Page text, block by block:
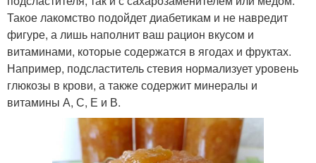
Такое лакомство подойдет диабетикам и не навредит
фигуре, а лишь наполнит ваш рацион вкусом и
витаминами, которые содержатся в ягодах и фруктах.
Например, подсластитель стевия нормализует уровень
глюкозы в крови, а также содержит минералы и
витамины А, С, Е и В.